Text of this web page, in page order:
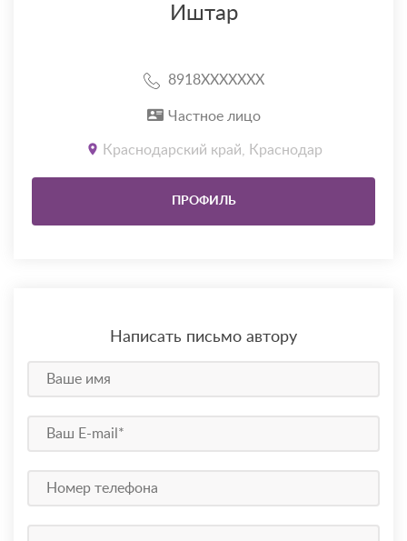
Иштар
8918XXXXXXX
Частное лицо
Краснодарский край, Краснодар
ПРОФИЛЬ
Написать письмо автору